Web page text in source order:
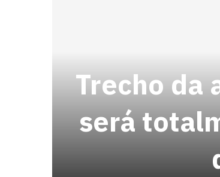
Trecho da
será